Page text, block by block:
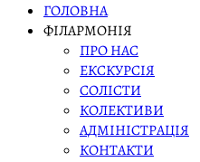
ГОЛОВНА
ФІЛАРМОНІЯ
ПРО НАС
ЕКСКУРСІЯ
СОЛІСТИ
КОЛЕКТИВИ
АДМІНІСТРАЦІЯ
КОНТАКТИ